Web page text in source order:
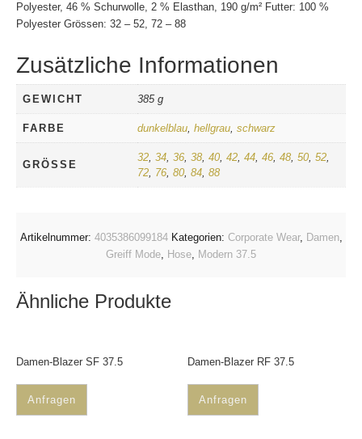
Polyester, 46 % Schurwolle, 2 % Elasthan, 190 g/m² Futter: 100 %
Polyester Grössen: 32 – 52, 72 – 88
Zusätzliche Informationen
GEWICHT 385 g
FARBE dunkelblau, hellgrau, schwarz
GRÖSSE
32, 34, 36, 38, 40, 42, 44, 46, 48, 50, 52,
72, 76, 80, 84, 88
Artikelnummer: 4035386099184 Kategorien: Corporate Wear, Damen,
Greiff Mode, Hose, Modern 37.5
Ähnliche Produkte
Damen-Blazer SF 37.5
Anfragen
Damen-Blazer RF 37.5
Anfragen